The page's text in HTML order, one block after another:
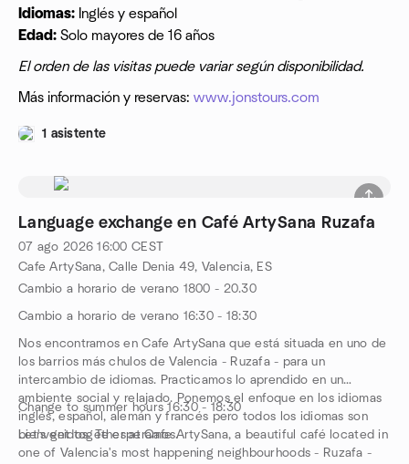
Idiomas: Inglés y español
Edad: Solo mayores de 16 años
El orden de las visitas puede variar según disponibilidad.
Más información y reservas: www.jonstours.com
1 asistente
Language exchange en Café ArtySana Ruzafa
07 ago 2026 16:00 CEST
Cafe ArtySana, Calle Denia 49, Valencia, ES
Cambio a horario de verano 1800 - 20.30
Cambio a horario de verano 16:30 - 18:30
Nos encontramos en Cafe ArtySana que está situada en uno de
los barrios más chulos de Valencia - Ruzafa - para un
intercambio de idiomas. Practicamos lo aprendido en un
ambiente social y relajado. Ponemos el enfoque en los idiomas
inglés, español, alemán y francés pero todos los idiomas son
bienvenidos. Te esperamos.
Change to summer hours 16:30 - 18:30
Let's get together at Cafe ArtySana, a beautiful café located in
one of Valencia's most happening neighbourhoods - Ruzafa -